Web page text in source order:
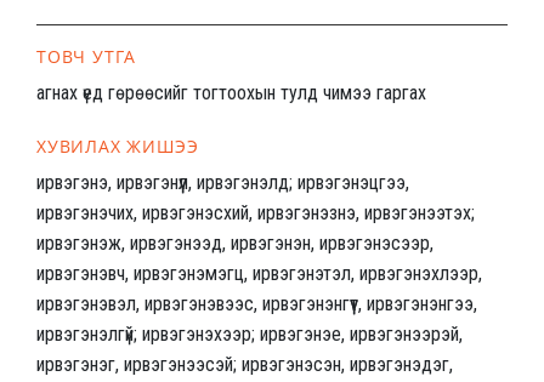
ТОВЧ УТГА
агнах үед гөрөөсийг тогтоохын тулд чимээ гаргах
ХУВИЛАХ ЖИШЭЭ
ирвэгэнэ, ирвэгэнүүл, ирвэгэнэлд; ирвэгэнэцгээ,
ирвэгэнэчих, ирвэгэнэсхий, ирвэгэнэзнэ, ирвэгэнээтэх;
ирвэгэнэж, ирвэгэнээд, ирвэгэнэн, ирвэгэнэсээр,
ирвэгэнэвч, ирвэгэнэмэгц, ирвэгэнэтэл, ирвэгэнэхлээр,
ирвэгэнэвэл, ирвэгэнэвээс, ирвэгэнэнгүүт, ирвэгэнэнгээ,
ирвэгэнэлгүй; ирвэгэнэхээр; ирвэгэнэе, ирвэгэнээрэй,
ирвэгэнэг, ирвэгэнээсэй; ирвэгэнэсэн, ирвэгэнэдэг,